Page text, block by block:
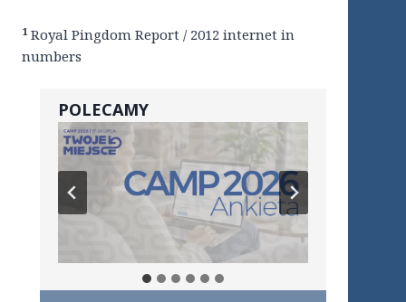
1 Royal Pingdom Report / 2012 internet in
numbers
POLECAMY